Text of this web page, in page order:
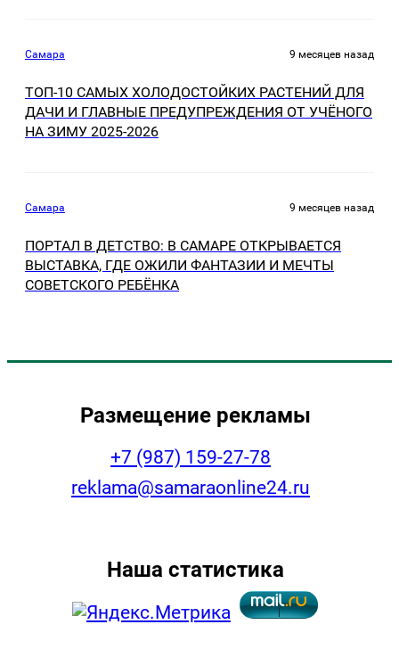
Самара 9 месяцев назад
ТОП-10 САМЫХ ХОЛОДОСТОЙКИХ РАСТЕНИЙ ДЛЯ
ДАЧИ И ГЛАВНЫЕ ПРЕДУПРЕЖДЕНИЯ ОТ УЧЁНОГО
НА ЗИМУ 2025-2026
Самара 9 месяцев назад
ПОРТАЛ В ДЕТСТВО: В САМАРЕ ОТКРЫВАЕТСЯ
ВЫСТАВКА, ГДЕ ОЖИЛИ ФАНТАЗИИ И МЕЧТЫ
СОВЕТСКОГО РЕБЁНКА
Размещение рекламы
+7 (987) 159-27-78
reklama@samaraonline24.ru
Наша статистика